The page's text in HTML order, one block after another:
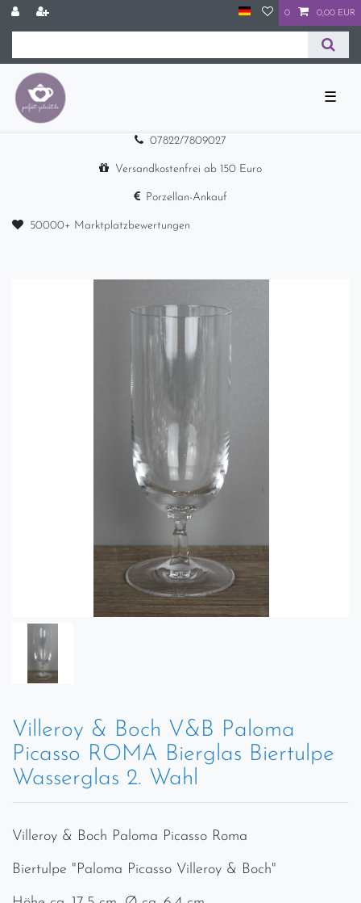
0 0,00 EUR
☰
07822/7809027
Versandkostenfrei ab 150 Euro
Porzellan-Ankauf
50000+ Marktplatzbewertungen
Villeroy & Boch V&B Paloma
Picasso ROMA Bierglas Biertulpe
Wasserglas 2. Wahl
Villeroy & Boch Paloma Picasso Roma
Biertulpe "Paloma Picasso Villeroy & Boch"